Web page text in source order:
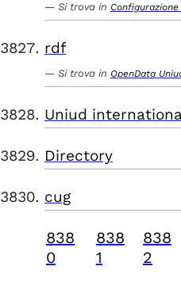
Si trova in
rdf
Si trova in OpenData
Uniud
Directory
cug
838
0
838
1
838
2